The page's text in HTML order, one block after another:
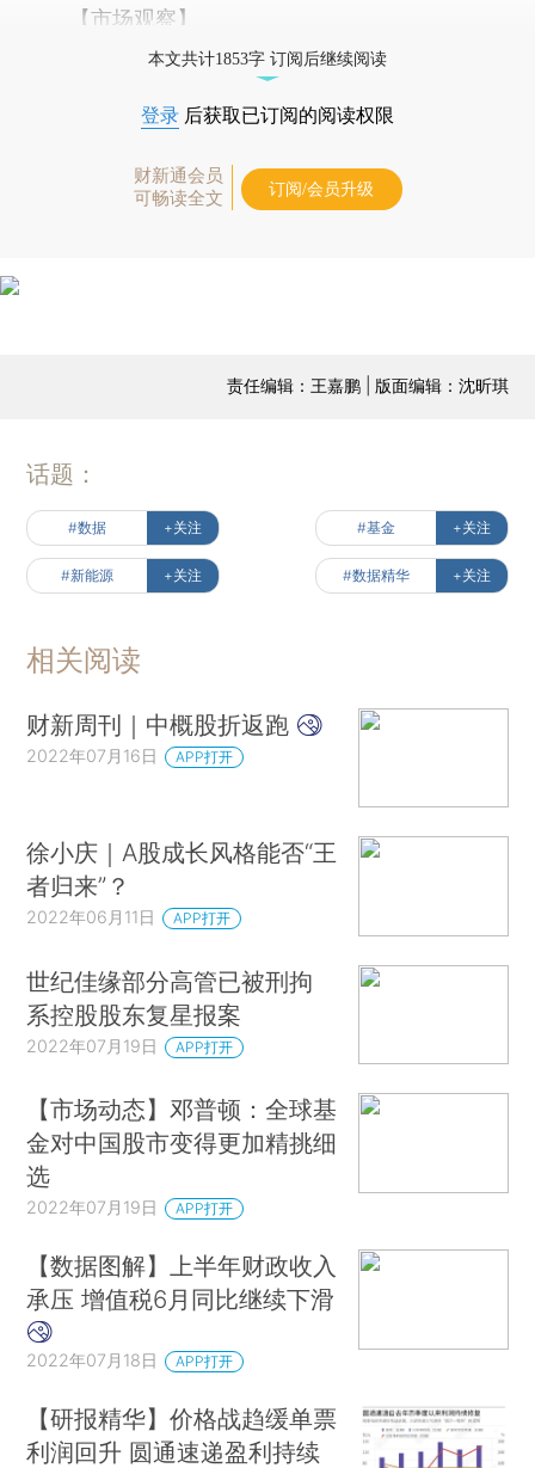
【市场观察】
本文共计1853字 订阅后继续阅读
登录 后获取已订阅的阅读权限
财新通会员
可畅读全文
订阅/会员升级
责任编辑：王嘉鹏 | 版面编辑：沈昕琪
话题：
#数据 +关注 #基金 +关注
#新能源 +关注 #数据精华 +关注
相关阅读
财新周刊｜中概股折返跑
2022年07月16日 APP打开
徐小庆｜A股成长风格能否“王
者归来”？
2022年06月11日 APP打开
世纪佳缘部分高管已被刑拘
系控股股东复星报案
2022年07月19日 APP打开
【市场动态】邓普顿：全球基
金对中国股市变得更加精挑细
选
2022年07月19日 APP打开
【数据图解】上半年财政收入
承压 增值税6月同比继续下滑
2022年07月18日 APP打开
【研报精华】价格战趋缓单票
利润回升 圆通速递盈利持续